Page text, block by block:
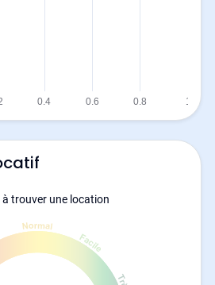
à trouver une location